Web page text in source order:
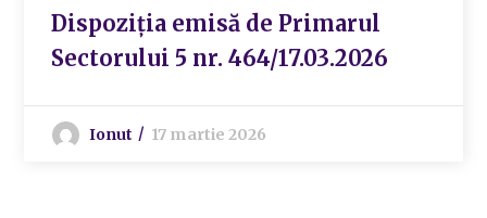
Dispoziția emisă de Primarul
Sectorului 5 nr. 464/17.03.2026
Ionut 17 martie 2026